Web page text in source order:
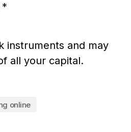
*
instruments and may
all your capital.
online